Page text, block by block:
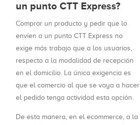
un punto CTT Express?
Comprar un producto y pedir que lo
envíen a un punto CTT Express no
exige más trabajo que a los usuarios,
respecto a la modalidad de recepción
en el domicilio. La única exigencia es
que el comercio al que se vaya a hacer
el pedido tenga actividad esta opción.
De esta manera, en el ecommerce, a la